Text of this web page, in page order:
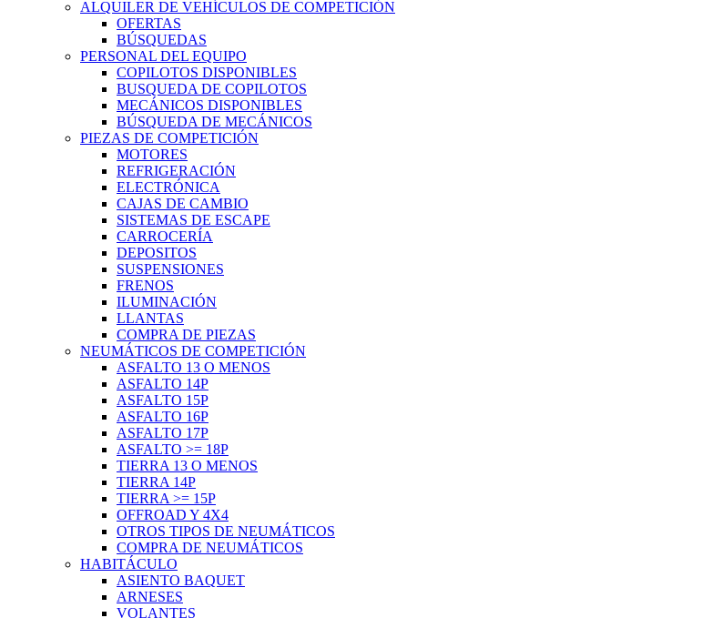
ALQUILER DE VEHÍCULOS DE COMPETICIÓN
OFERTAS
BÚSQUEDAS
PERSONAL DEL EQUIPO
COPILOTOS DISPONIBLES
BUSQUEDA DE COPILOTOS
MECÁNICOS DISPONIBLES
BÚSQUEDA DE MECÁNICOS
PIEZAS DE COMPETICIÓN
MOTORES
REFRIGERACIÓN
ELECTRÓNICA
CAJAS DE CAMBIO
SISTEMAS DE ESCAPE
CARROCERÍA
DEPOSITOS
SUSPENSIONES
FRENOS
ILUMINACIÓN
LLANTAS
COMPRA DE PIEZAS
NEUMÁTICOS DE COMPETICIÓN
ASFALTO 13 O MENOS
ASFALTO 14P
ASFALTO 15P
ASFALTO 16P
ASFALTO 17P
ASFALTO >= 18P
TIERRA 13 O MENOS
TIERRA 14P
TIERRA >= 15P
OFFROAD Y 4X4
OTROS TIPOS DE NEUMÁTICOS
COMPRA DE NEUMÁTICOS
HABITÁCULO
ASIENTO BAQUET
ARNESES
VOLANTES